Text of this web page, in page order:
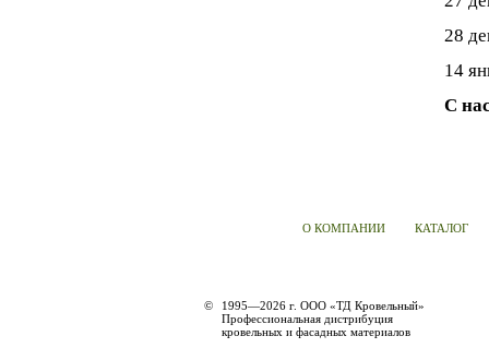
28
14
С
О КОМПАНИИ КАТАЛОГ
©
1995—2026 г. ООО «ТД Кровельный»
Профессиональная дистрибуция
кровельных и фасадных материалов